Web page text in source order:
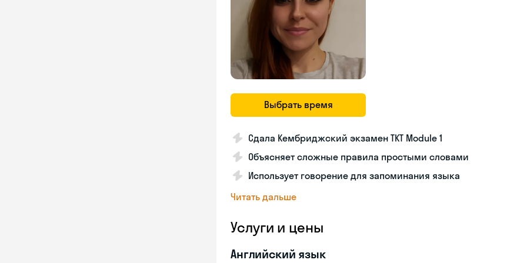
Выбрать время
Сдала Кембриджский экзамен TKT Module 1
Объясняет сложные правила простыми словами
Использует говорение для запоминания языка
Читать дальше
Услуги и цены
Английский язык